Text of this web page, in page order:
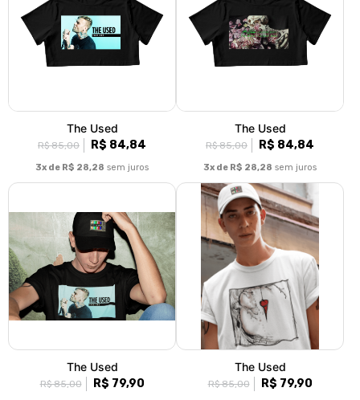
The Used
R$ 85,00 R$ 84,84
3x de R$ 28,28 sem juros
The Used
R$ 85,00 R$ 84,84
3x de R$ 28,28 sem juros
The Used
R$ 85,00 R$ 79,90
The Used
R$ 85,00 R$ 79,90